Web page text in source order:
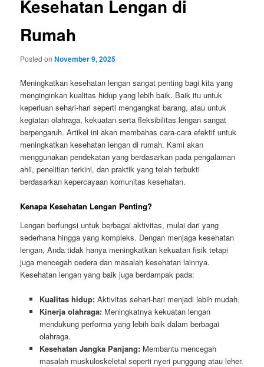
Kesehatan Lengan di
Rumah
Posted onNovember 9, 2025
Meningkatkan kesehatan lengan sangat penting bagi kita yang
menginginkan kualitas hidup yang lebih baik. Baik itu untuk
keperluan sehari-hari seperti mengangkat barang, atau untuk
kegiatan olahraga, kekuatan serta fleksibilitas lengan sangat
berpengaruh. Artikel ini akan membahas cara-cara efektif untuk
meningkatkan kesehatan lengan di rumah. Kami akan
menggunakan pendekatan yang berdasarkan pada pengalaman
ahli, penelitian terkini, dan praktik yang telah terbukti
berdasarkan kepercayaan komunitas kesehatan.
Kenapa Kesehatan Lengan Penting?
Lengan berfungsi untuk berbagai aktivitas, mulai dari yang
sederhana hingga yang kompleks. Dengan menjaga kesehatan
lengan, Anda tidak hanya meningkatkan kekuatan fisik tetapi
juga mencegah cedera dan masalah kesehatan lainnya.
Kesehatan lengan yang baik juga berdampak pada:
Kualitas hidup:Aktivitas sehari-hari menjadi lebih mudah.
Kinerja olahraga:Meningkatnya kekuatan lengan
mendukung performa yang lebih baik dalam berbagai
olahraga.
Kesehatan Jangka Panjang:Membantu mencegah
masalah muskuloskeletal seperti nyeri punggung atau leher.